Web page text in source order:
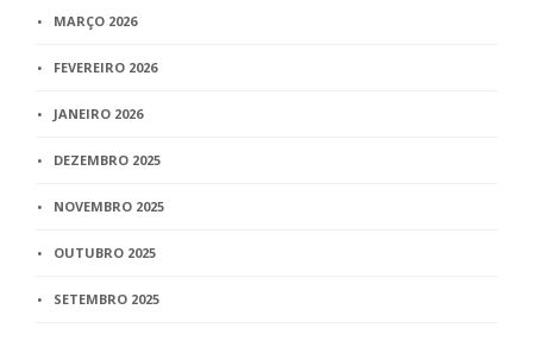
MARÇO 2026
FEVEREIRO 2026
JANEIRO 2026
DEZEMBRO 2025
NOVEMBRO 2025
OUTUBRO 2025
SETEMBRO 2025